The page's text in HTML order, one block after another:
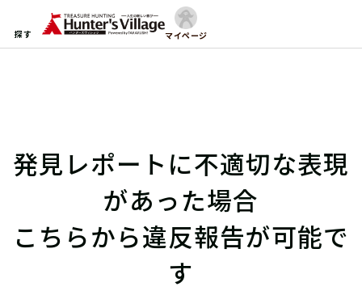
探す マイページ
発見レポートに不適切な表現
があった場合
こちらから違反報告が可能で
す